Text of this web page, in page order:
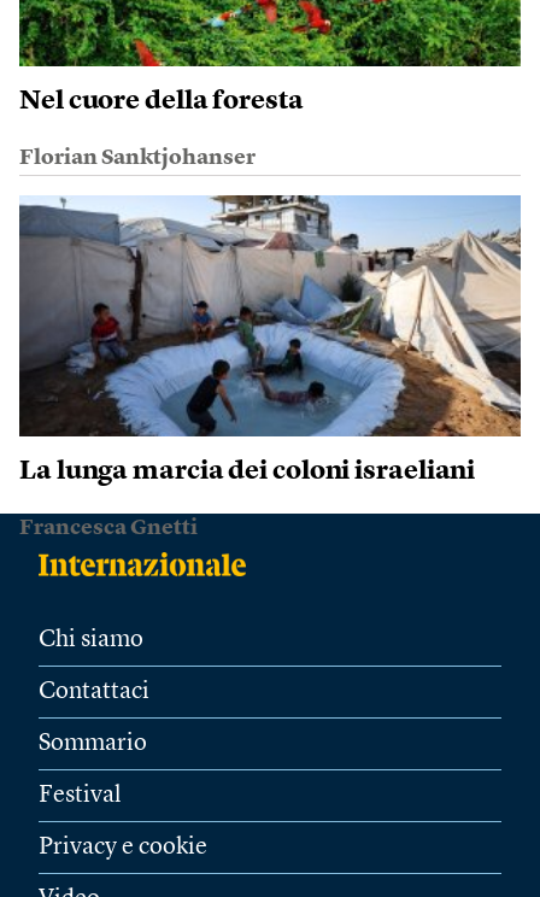
Nel cuore della foresta
Florian Sanktjohanser
La lunga marcia dei coloni israeliani
Francesca Gnetti
Chi siamo
Contattaci
Sommario
Festival
Privacy e cookie